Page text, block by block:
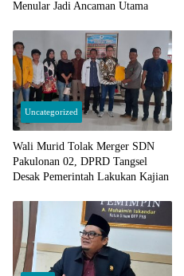
Menular Jadi Ancaman Utama
Uncategorized
Wali Murid Tolak Merger SDN
Pakulonan 02, DPRD Tangsel
Desak Pemerintah Lakukan Kajian